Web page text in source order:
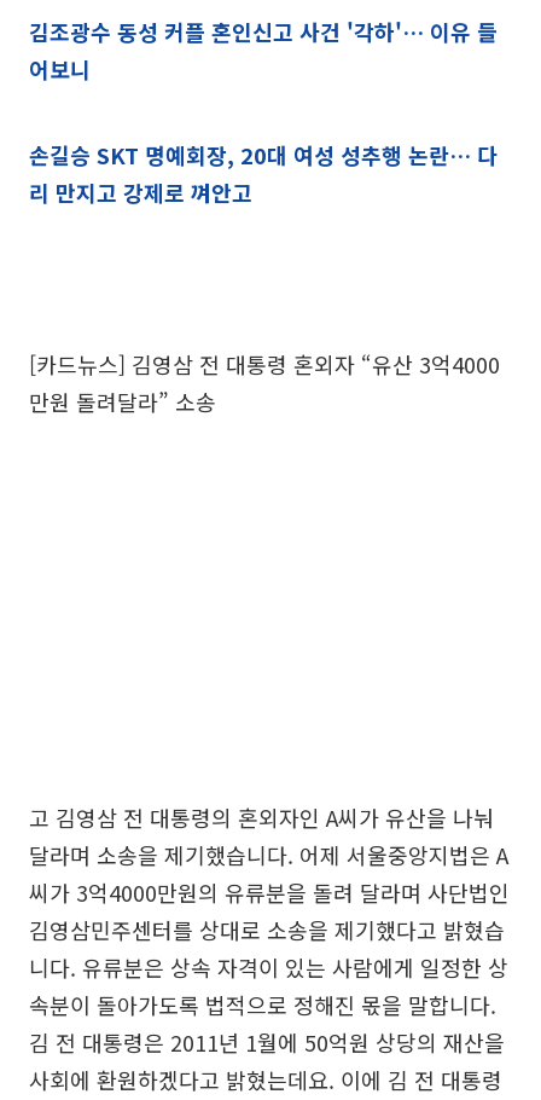
김조광수 동성 커플 혼인신고 사건 '각하'… 이유 들
어보니
손길승 SKT 명예회장, 20대 여성 성추행 논란… 다
리 만지고 강제로 껴안고
[카드뉴스] 김영삼 전 대통령 혼외자 “유산 3억4000
만원 돌려달라” 소송
고 김영삼 전 대통령의 혼외자인 A씨가 유산을 나눠
달라며 소송을 제기했습니다. 어제 서울중앙지법은 A
씨가 3억4000만원의 유류분을 돌려 달라며 사단법인
김영삼민주센터를 상대로 소송을 제기했다고 밝혔습
니다. 유류분은 상속 자격이 있는 사람에게 일정한 상
속분이 돌아가도록 법적으로 정해진 몫을 말합니다.
김 전 대통령은 2011년 1월에 50억원 상당의 재산을
사회에 환원하겠다고 밝혔는데요. 이에 김 전 대통령